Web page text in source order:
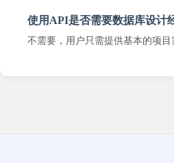
使用API是否需要数据库设计
不需要，用户只需提供基本的项目